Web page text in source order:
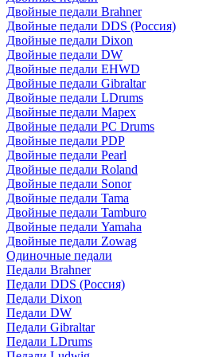
Двойные педали Brahner
Двойные педали DDS (Россия)
Двойные педали Dixon
Двойные педали DW
Двойные педали EHWD
Двойные педали Gibraltar
Двойные педали LDrums
Двойные педали Mapex
Двойные педали PC Drums
Двойные педали PDP
Двойные педали Pearl
Двойные педали Roland
Двойные педали Sonor
Двойные педали Tama
Двойные педали Tamburo
Двойные педали Yamaha
Двойные педали Zowag
Одиночные педали
Педали Brahner
Педали DDS (Россия)
Педали Dixon
Педали DW
Педали Gibraltar
Педали LDrums